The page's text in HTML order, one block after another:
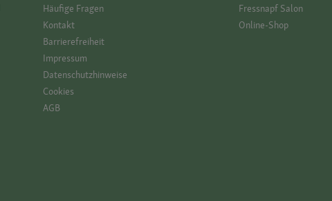
Häufige Fragen
Kontakt
Barrierefreiheit
Impressum
Datenschutz­hinweise
Cookies
AGB
Fressnapf Salon
Online-Shop